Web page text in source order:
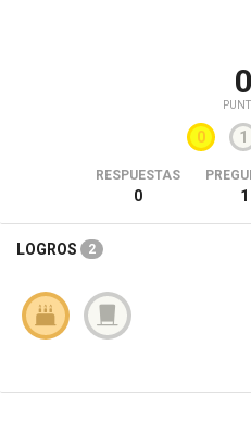
0
0 1
RESPUESTAS
0 1
LOGROS 2